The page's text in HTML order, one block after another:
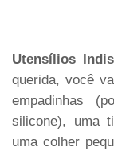
Utensílios
querida, você
empadinhas
silicone), uma
uma colher